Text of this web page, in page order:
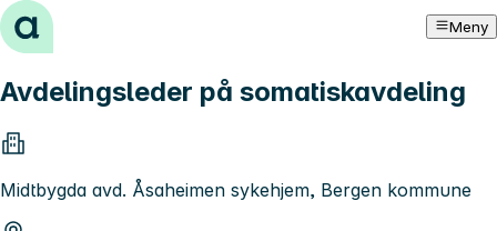
Hopp til innhold Meny
Avdelingsleder på somatiskavdeling
Midtbygda avd. Åsaheimen sykehjem, Bergen kommune